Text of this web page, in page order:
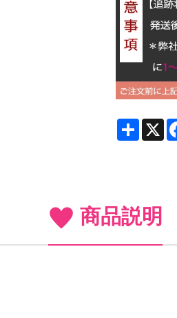
ShareX
商品説明